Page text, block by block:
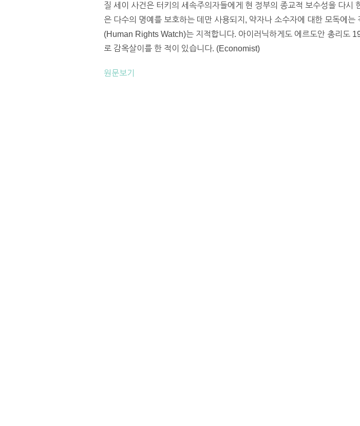
질 세이 사건은 터키의 세속주의자들에게 현 정부의 종교적 보수성을 다시
은 다수의 명예를 보호하는 데만 사용되지, 약자나 소수자에 대한 모독에는
(Human Rights Watch)는 지적합니다. 아이러닉하게도 에르도안 총리도
로 감옥살이를 한 적이 있습니다. (Economist)
원문보기